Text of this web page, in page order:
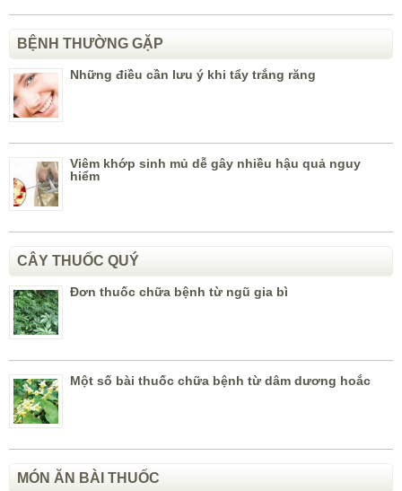
BỆNH THƯỜNG GẶP
Những điều cần lưu ý khi tẩy trắng răng
Viêm khớp sinh mủ dễ gây nhiều hậu quả nguy
hiểm
CÂY THUỐC QUÝ
Đơn thuốc chữa bệnh từ ngũ gia bì
Một số bài thuốc chữa bệnh từ dâm dương hoắc
MÓN ĂN BÀI THUỐC